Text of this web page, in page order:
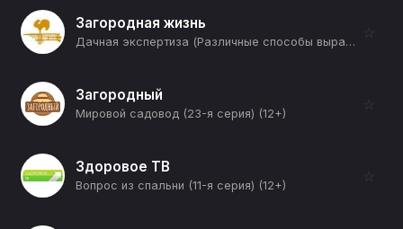
Загородная жизнь
Дачная экспертиза (Различные способы выращивания картофеля) (12+)
☆
Загородный
Мировой садовод (23-я серия) (12+)
☆
Здоровое ТВ
Вопрос из спальни (11-я серия) (12+)
☆